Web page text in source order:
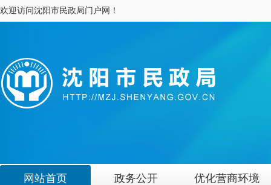
欢迎访问沈阳市民政局门户网！
网站首页 政务公开 优化营商环境